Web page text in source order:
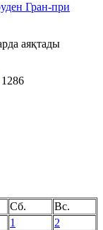
Гран-при
аяқтады
1286
Сб.
Вс.
1
2